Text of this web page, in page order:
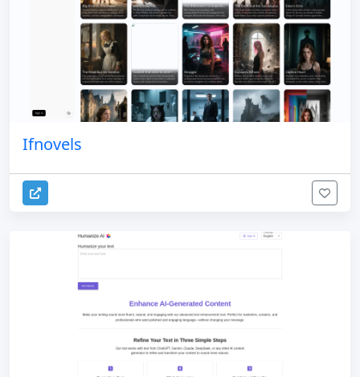
Ifnovels